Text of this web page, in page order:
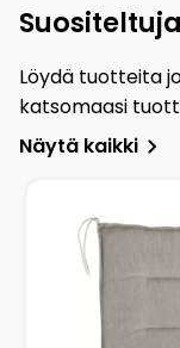
Löydä tuotteita
katsomaasi
Näytä kaikki